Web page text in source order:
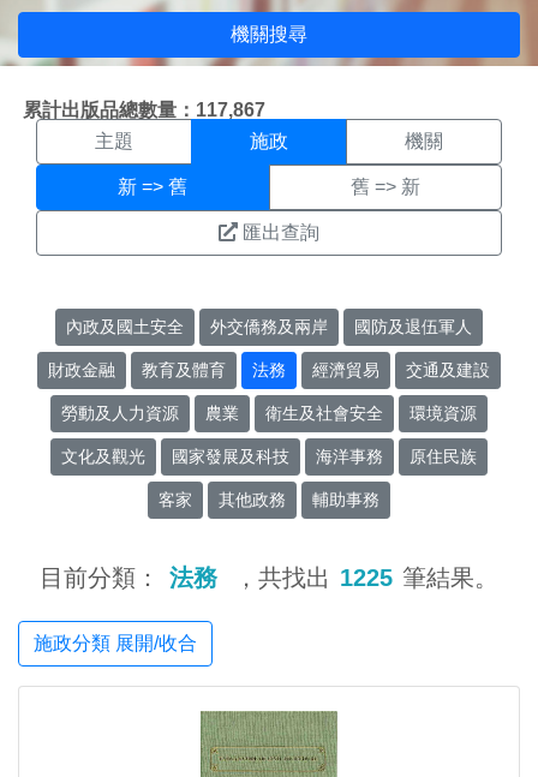
機關搜尋
累計出版品總數量：117,867
施政搜尋結果頁面
主題 施政 機關
新 => 舊 舊 => 新
匯出查詢
內政及國土安全 外交僑務及兩岸 國防及退伍軍人
財政金融 教育及體育 法務 經濟貿易 交通及建設
勞動及人力資源 農業 衛生及社會安全 環境資源
文化及觀光 國家發展及科技 海洋事務 原住民族
客家 其他政務 輔助事務
目前分類： 法務 ，共找出 1225 筆結果。
施政分類 展開/收合